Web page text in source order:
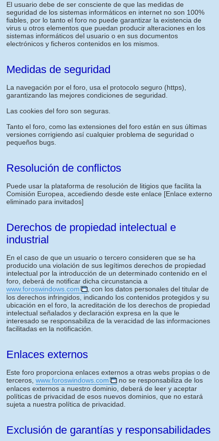
El usuario debe de ser consciente de que las medidas de
seguridad de los sistemas informáticos en internet no son 100%
fiables, por lo tanto el foro no puede garantizar la existencia de
virus u otros elementos que puedan producir alteraciones en los
sistemas informáticos del usuario o en sus documentos
electrónicos y ficheros contenidos en los mismos.
Medidas de seguridad
La navegación por el foro, usa el protocolo seguro (https),
garantizando las mejores condiciones de seguridad.
Las cookies del foro son seguras.
Tanto el foro, como las extensiones del foro están en sus últimas
versiones corrigiendo así cualquier problema de seguridad o
pequeños bugs.
Resolución de conflictos
Puede usar la plataforma de resolución de litigios que facilita la
Comisión Europea, accediendo desde este enlace [Enlace externo
eliminado para invitados]
Derechos de propiedad intelectual e
industrial
En el caso de que un usuario o tercero consideren que se ha
producido una violación de sus legítimos derechos de propiedad
intelectual por la introducción de un determinado contenido en el
foro, deberá de notificar dicha circunstancia a
www.foroswindows.com
, con los datos personales del titular de
los derechos infringidos, indicando los contenidos protegidos y su
ubicación en el foro, la acreditación de los derechos de propiedad
intelectual señalados y declaración expresa en la que le
interesado se responsabiliza de la veracidad de las informaciones
facilitadas en la notificación.
Enlaces externos
Este foro proporciona enlaces externos a otras webs propias o de
terceros, www.foroswindows.com
no se responsabiliza de los
enlaces externos a nuestro dominio, deberá de leer y aceptar
políticas de privacidad de esos nuevos dominios, que no estará
sujeta a nuestra política de privacidad.
Exclusión de garantías y responsabilidades